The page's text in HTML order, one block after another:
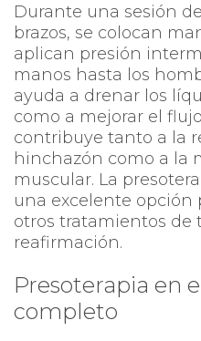
Durante una sesión
brazos, se colocan
aplican presión
manos hasta los
ayuda a drenar los
como a mejorar el
contribuye tanto a la
hinchazón como a la
muscular. La
una excelente
otros tratamientos de
reafirmación.
Presoterapia en
completo